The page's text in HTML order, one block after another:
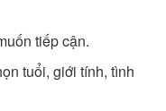
tiếp cận.
tuổi, giới tính, tình